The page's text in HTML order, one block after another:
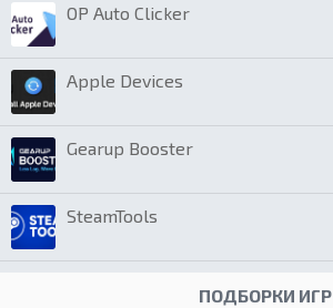
OP Auto Clicker
Apple Devices
Gearup Booster
SteamTools
ПОДБОРКИ ИГР